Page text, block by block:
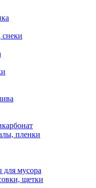
пленки
для мусора
щетки